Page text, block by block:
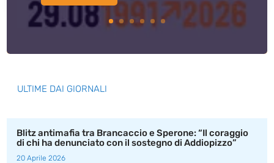
ULTIME DAI GIORNALI
Blitz antimafia tra Brancaccio e Sperone: “Il coraggio
di chi ha denunciato con il sostegno di Addiopizzo”
20 Aprile 2026